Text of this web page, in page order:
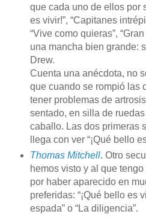
que cada uno de ellos por
es vivir!”, “Capitanes
“Vive como quieras”,
una mancha bien grande:
Drew.
Cuenta una anécdota, no
que cuando se rompió las
tener problemas de
sentado, en silla de
caballo. Las dos primeras
llega con ver “¡Qué bello
Thomas Mitchell. Otro
hemos visto y al que
por haber aparecido en
preferidas: “¡Qué bello es
espada” o “La diligencia”.